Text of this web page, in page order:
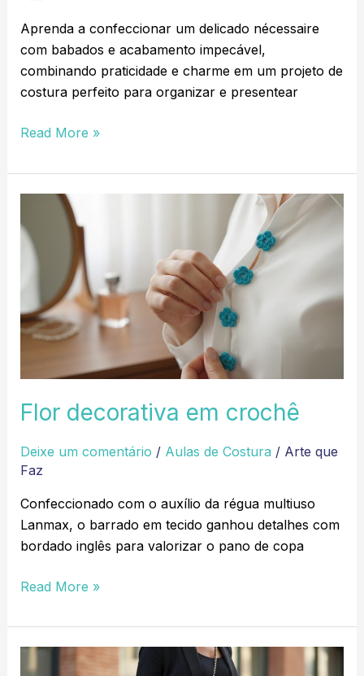
Aprenda a confeccionar um delicado nécessaire
com babados e acabamento impecável,
combinando praticidade e charme em um projeto de
costura perfeito para organizar e presentear
Read More »
Flor decorativa em crochê
Deixe um comentário / Aulas de Costura / Arte que
Faz
Confeccionado com o auxílio da régua multiuso
Lanmax, o barrado em tecido ganhou detalhes com
bordado inglês para valorizar o pano de copa
decorativa
em
Read More »